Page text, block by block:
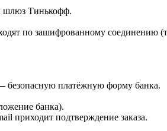
шлюз Тинькофф.
по зашифрованному соединению
безопасную платёжную форму банка.
банка).
приходит подтверждение заказа.